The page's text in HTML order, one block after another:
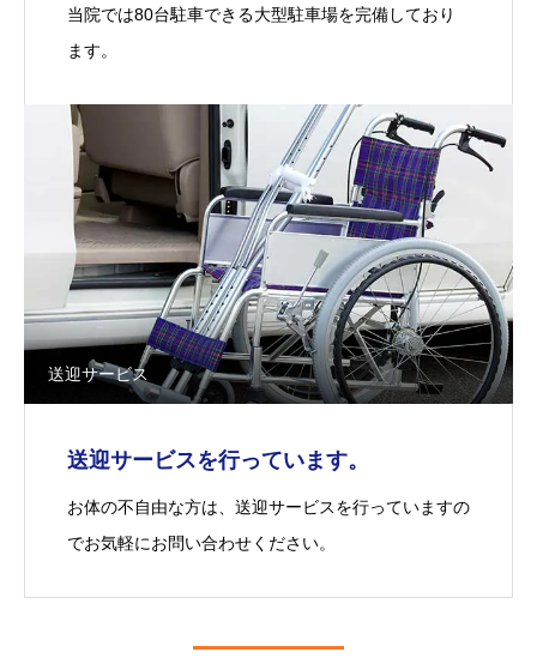
当院では80台駐車できる大型駐車場を完備しており
ます。
送迎サービス
送迎サービスを行っています。
お体の不自由な方は、送迎サービスを行っていますの
でお気軽にお問い合わせください。